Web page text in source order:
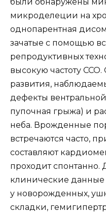
микроделеции на
однопарентная
зачатые с помощью
репродуктивных
высокую частоту
развития,
дефекты
пупочная грыжа) и
неба. Врожденные
встречаются часто,
составляют
проходит
клинические
у новорожденных,
складки,